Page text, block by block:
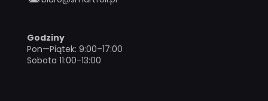
Godziny
Pon—Piątek: 9:00–17:00
Sobota 11:00-13:00